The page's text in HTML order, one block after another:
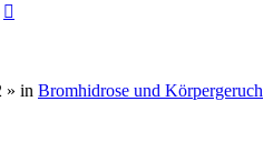
» in Bromhidrose und Körpergeruch